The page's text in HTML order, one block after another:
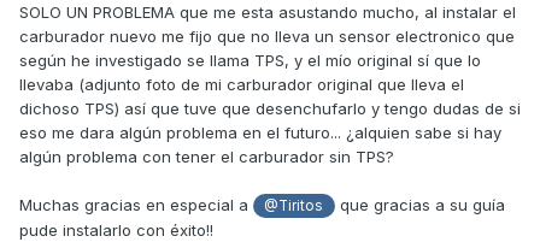
saludos
SOLO UN PROBLEMA que me esta asustando mucho, al instalar el
carburador nuevo me fijo que no lleva un sensor electronico que
según he investigado se llama TPS, y el mío original sí que lo
llevaba (adjunto foto de mi carburador original que lleva el
dichoso TPS) así que tuve que desenchufarlo y tengo dudas de si
eso me dara algún problema en el futuro... ¿alquien sabe si hay
algún problema con tener el carburador sin TPS?
Muchas gracias en especial a @Tiritos
que gracias a su guía
pude instalarlo con éxito!!